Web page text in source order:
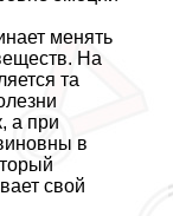
менять
На
та
а при
в
свой